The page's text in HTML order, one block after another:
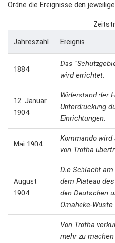
Ordne die Ereignisse den
Jahreszahl
Ereignis
1884
Das
wird errichtet.
12. Januar
1904
Widerstand der
Unterdrückung
Einrichtungen.
Mai 1904
Kommando wird
von Trotha
August
1904
Die Schlacht am
dem Plateau
den Deutschen
Omaheke-Wüste
Von Trotha
mehr zu